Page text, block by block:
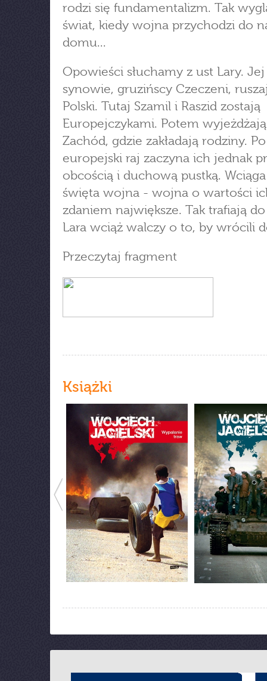
rodzi się fundamentalizm. Tak
świat, kiedy wojna przychodzi do
domu...
Opowieści słuchamy z ust Lary. Jej
synowie, gruzińscy Czeczeni,
Polski. Tutaj Szamil i Raszid zostają
Europejczykami. Potem
Zachód, gdzie zakładają rodziny.
europejski raj zaczyna ich jednak
obcością i duchową pustką.
święta wojna - wojna o wartości
zdaniem największe. Tak trafiają do
Lara wciąż walczy o to, by wrócili
Przeczytaj fragment
Książki